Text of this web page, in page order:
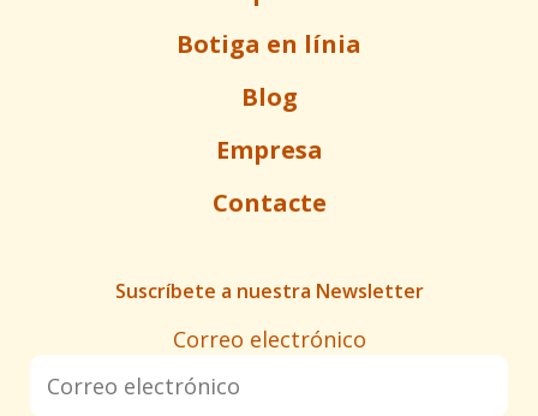
Botiga en línia
Blog
Empresa
Contacte
Suscríbete a nuestra Newsletter
Correo electrónico